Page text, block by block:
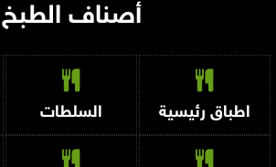
أصناف الطبخ
اطباق رئيسية السلطات